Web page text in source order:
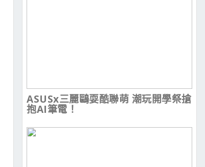
ASUSx三麗鷗耍酷聯萌 潮玩開學祭搶
抱AI筆電！